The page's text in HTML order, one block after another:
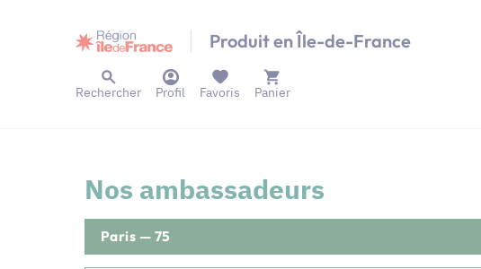
Produit en Île-de-France
Rechercher Profil Panier
Favoris
Nos ambassadeurs
Paris — 75